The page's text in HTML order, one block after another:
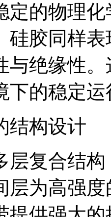
定的物理
硅胶同样
与绝缘性
下的稳定
结构设计
层复合结
层为高强